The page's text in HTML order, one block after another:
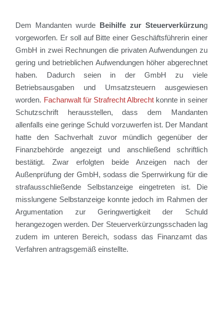
Dem Mandanten wurde Beihilfe zur Steuerverkürzung
vorgeworfen. Er soll auf Bitte einer Geschäftsführerin einer
GmbH in zwei Rechnungen die privaten Aufwendungen zu
gering und betrieblichen Aufwendungen höher abgerechnet
haben. Dadurch seien in der GmbH zu viele
Betriebsausgaben und Umsatzsteuern ausgewiesen
worden. Fachanwalt für Strafrecht Albrecht konnte in seiner
Schutzschrift herausstellen, dass dem Mandanten
allenfalls eine geringe Schuld vorzuwerfen ist. Der Mandant
hatte den Sachverhalt zuvor mündlich gegenüber der
Finanzbehörde angezeigt und anschließend schriftlich
bestätigt.Zwar erfolgten beide Anzeigen nachder
Außenprüfung der GmbH, sodass die Sperrwirkung für die
strafausschließende Selbstanzeige eingetreten ist. Die
misslungene Selbstanzeige konnte jedoch im Rahmen der
Argumentation zurGeringwertigkeit der Schuld
herangezogen werden. Der Steuerverkürzungsschaden lag
zudem im unteren Bereich, sodass das Finanzamt das
Verfahrenantragsgemäßeinstellte.